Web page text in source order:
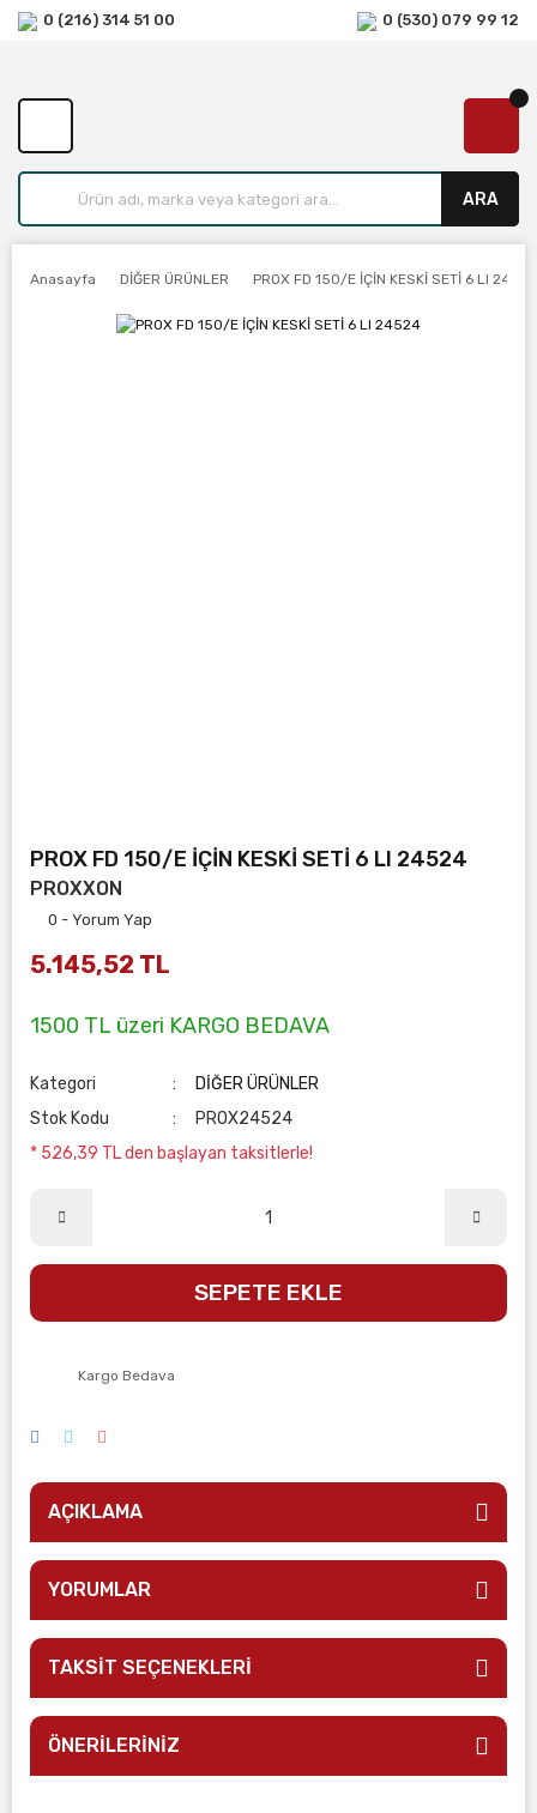
0 (216) 314 51 00 0 (530) 079 99 12
ARA
Anasayfa DİĞER ÜRÜNLER PROX FD 150/E İÇİN KESKİ SETİ 6 LI 24524
PROX FD 150/E İÇİN KESKİ SETİ 6 LI 24524
PROXXON
0 - Yorum Yap
5.145,52 TL
1500 TL üzeri KARGO BEDAVA
Kategori
DİĞER ÜRÜNLER
Stok Kodu
PROX24524
* 526,39 TL den başlayan taksitlerle!
SEPETE EKLE
Kargo Bedava
AÇIKLAMA
YORUMLAR
TAKSİT SEÇENEKLERİ
ÖNERİLERİNİZ